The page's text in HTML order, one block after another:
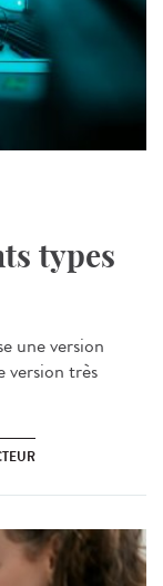
types
une version
version très